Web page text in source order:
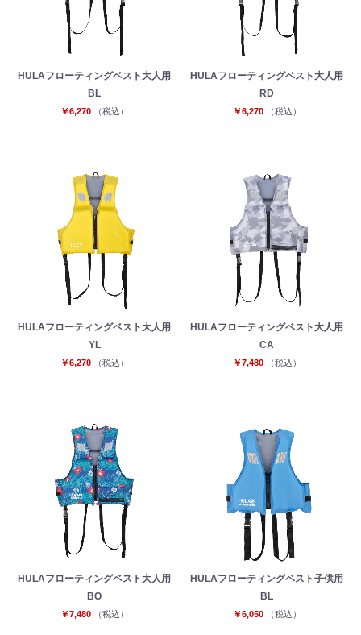
HULAフローティングベスト大人用
BL
￥6,270 （税込）
HULAフローティングベスト大人用
RD
￥6,270 （税込）
HULAフローティングベスト大人用
YL
￥6,270 （税込）
HULAフローティングベスト大人用
CA
￥7,480 （税込）
HULAフローティングベスト大人用
BO
￥7,480 （税込）
HULAフローティングベスト子供用
BL
￥6,050 （税込）